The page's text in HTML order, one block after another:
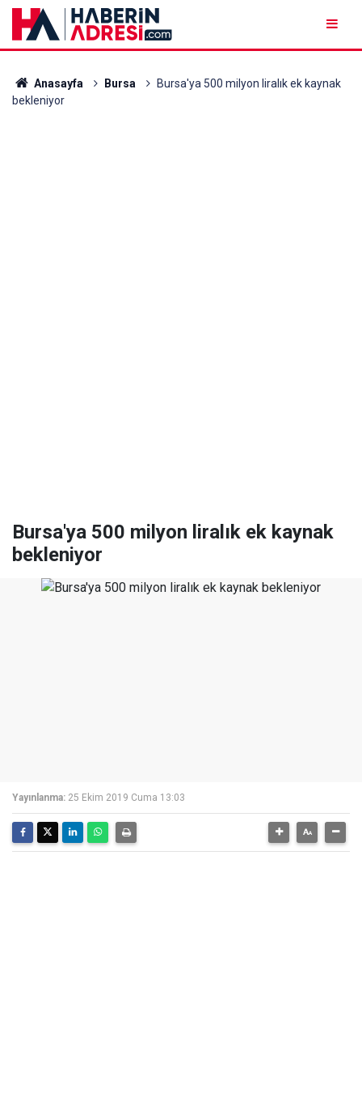
Anasayfa Bursa
Bursa'ya 500 milyon liralık ek kaynak
bekleniyor
Bursa'ya 500 milyon liralık ek kaynak
bekleniyor
Yayınlanma: 25 Ekim 2019 Cuma 13:03